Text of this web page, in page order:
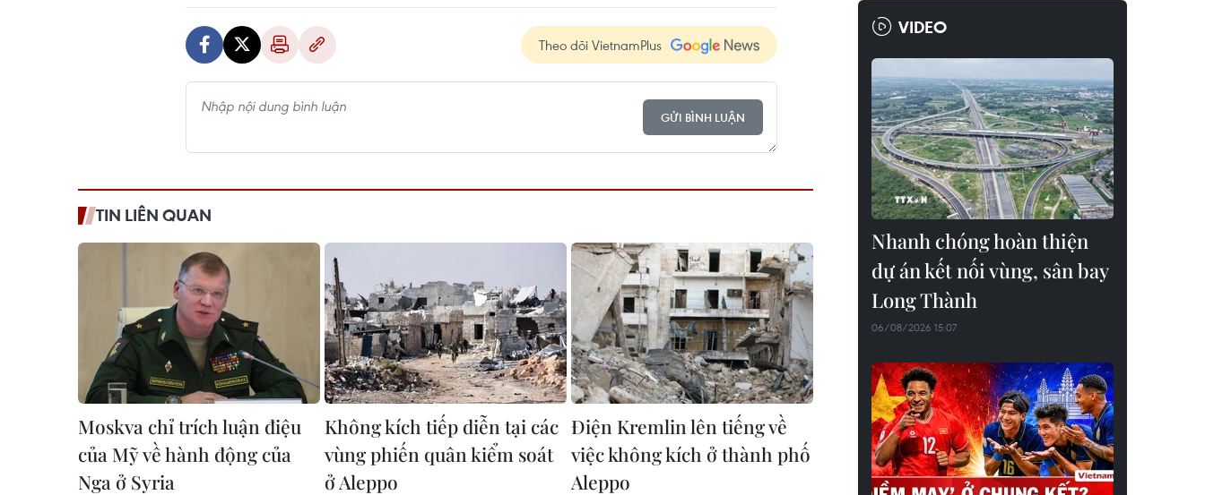
Theo dõi VietnamPlus
GỬI BÌNH LUẬN
TIN LIÊN QUAN
Moskva chỉ trích luận điệu
của Mỹ về hành động của
Nga ở Syria
Không kích tiếp diễn tại các
vùng phiến quân kiểm soát
ở Aleppo
Điện Kremlin lên tiếng về
việc không kích ở thành phố
Aleppo
VIDEO
Nhanh chóng hoàn thiện
dự án kết nối vùng, sân bay
Long Thành
06/08/2026 15:07